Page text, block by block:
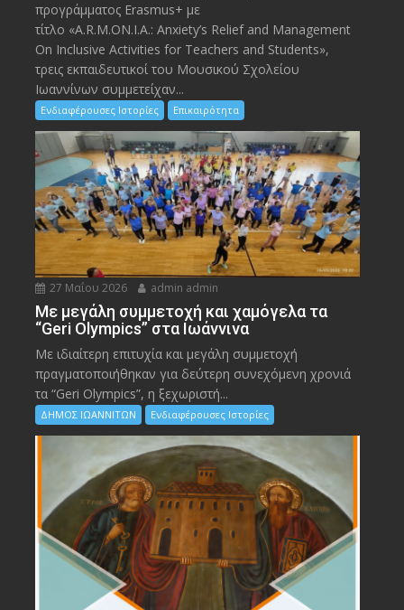
προγράμματος Erasmus+ με
τίτλο «A.R.M.ON.I.A.: Anxiety’s Relief and Management
On Inclusive Activities for Teachers and Students»,
τρεις εκπαιδευτικοί του Μουσικού Σχολείου
Ιωαννίνων συμμετείχαν...
Ενδιαφέρουσες Ιστορίες Επικαιρότητα
27 Μαΐου 2026 admin admin
Με μεγάλη συμμετοχή και χαμόγελα τα
“Geri Olympics” στα Ιωάννινα
Με ιδιαίτερη επιτυχία και μεγάλη συμμετοχή
πραγματοποιήθηκαν για δεύτερη συνεχόμενη χρονιά
τα “Geri Olympics”, η ξεχωριστή...
ΔΗΜΟΣ ΙΩΑΝΝΙΤΩΝ Ενδιαφέρουσες Ιστορίες